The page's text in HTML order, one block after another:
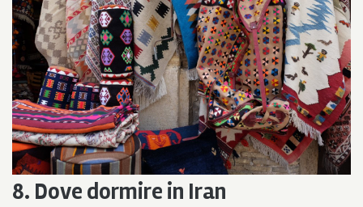
8. Dove dormire in Iran